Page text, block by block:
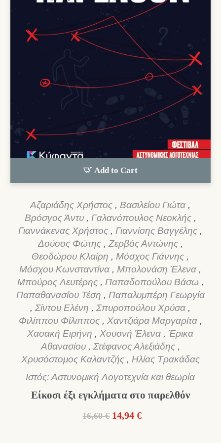
Add to Cart
Αζαριάδης Χρήστος , Βασιλείου Γιώτα ,
Βρόσγος Άντυ , Γαλανόπουλος Νεοκλής ,
Γιαννάκενας Χρήστος , Γιαννίσης Βαγγέλης ,
Δούσος Φώτης , Ζερβός Αντώνης ,
Θεοδώρου Κλαίρη , Μόσχος Γιάννης ,
Μόσχου Κωνσταντίνα , Μπολονάση Έλενα ,
Μπούρος Λευτέρης , Παπαδοπούλου Βάσω ,
Παπαθανασίου Τέση , Παπαλυμπέρη Γεωργία
,Σίντου Ελένη ,Σπυροπούλου Χρύσα ,
Φιλίππου Φίλιππος , Χαντζιάρα Μαργαρίτα ,
Χασακή Ειρήνη , Χουσνή Έλενα , Έρικα
Αθανασίου , Στέφανος Αλεξιάδης ,
Χρυσόστομος Καλαντζής , Ηλίας Τρακάδας
Ιστός: Αστυνομική Λογοτεχνία και θεωρία
Είκοσι έξι εγκλήματα στο παρελθόν
16,60 € Original
14,94 €Η